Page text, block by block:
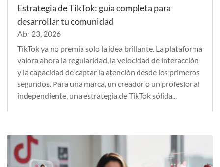
Estrategia de TikTok: guía completa para
desarrollar tu comunidad
Abr 23, 2026
TikTok ya no premia solo la idea brillante. La plataforma
valora ahora la regularidad, la velocidad de interacción
y la capacidad de captar la atención desde los primeros
segundos. Para una marca, un creador o un profesional
independiente, una estrategia de TikTok sólida...